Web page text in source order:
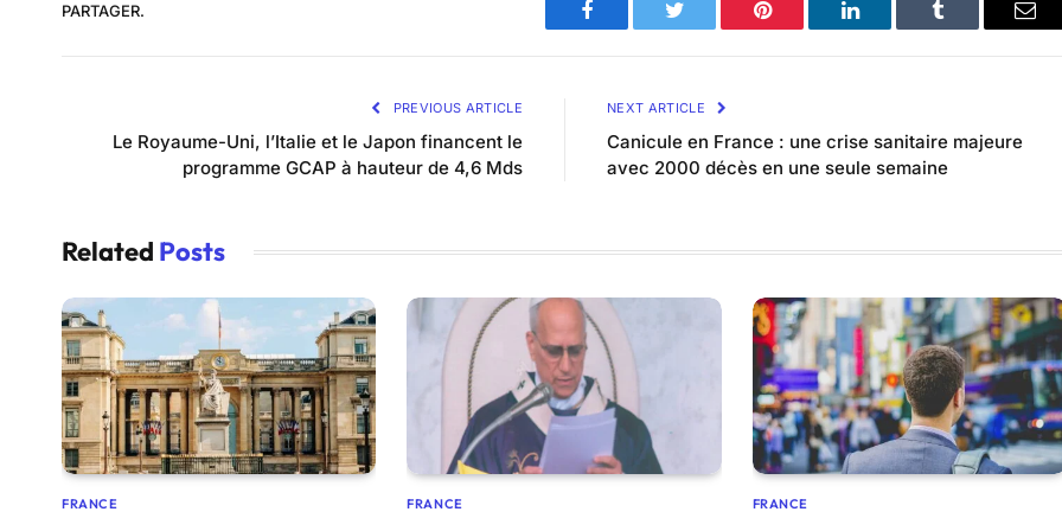
PARTAGER.
Facebook Twitter Pinterest LinkedIn Tumblr
PREVIOUS ARTICLE
Le Royaume-Uni, l’Italie et le Japon financent le
programme GCAP à hauteur de 4,6 Mds
NEXT ARTICLE
Canicule en France : une crise sanitaire majeure
avec 2000 décès en une seule semaine
Related Posts
FRANCE FRANCE FRANCE